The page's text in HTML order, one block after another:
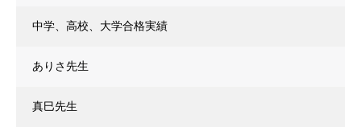
中学、高校、大学合格実績
ありさ先生
真巳先生